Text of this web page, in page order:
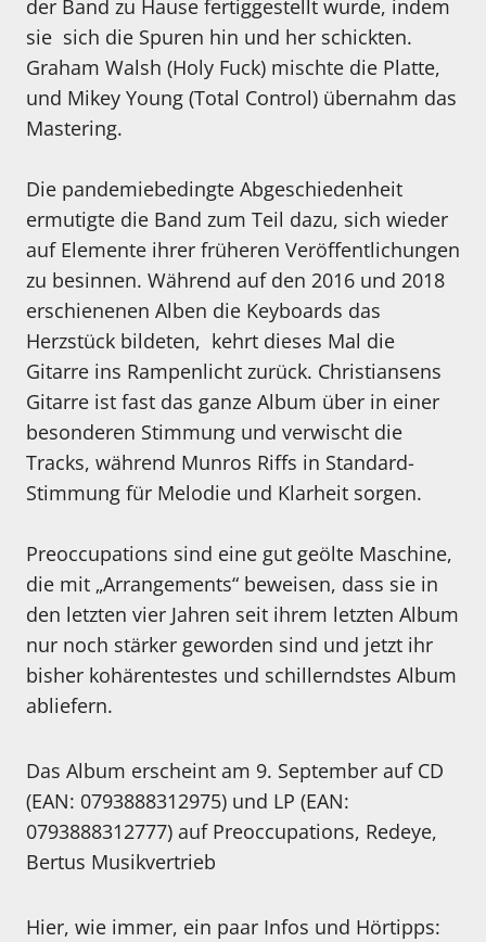
der Band zu Hause fertiggestellt wurde, indem
sie sich die Spuren hin und her schickten.
Graham Walsh (Holy Fuck) mischte die Platte,
und Mikey Young (Total Control) übernahm das
Mastering.
Die pandemiebedingte Abgeschiedenheit
ermutigte die Band zum Teil dazu, sich wieder
auf Elemente ihrer früheren Veröffentlichungen
zu besinnen. Während auf den 2016 und 2018
erschienenen Alben die Keyboards das
Herzstück bildeten, kehrt dieses Mal die
Gitarre ins Rampenlicht zurück. Christiansens
Gitarre ist fast das ganze Album über in einer
besonderen Stimmung und verwischt die
Tracks, während Munros Riffs in Standard-
Stimmung für Melodie und Klarheit sorgen.
Preoccupations sind eine gut geölte Maschine,
die mit „Arrangements“ beweisen, dass sie in
den letzten vier Jahren seit ihrem letzten Album
nur noch stärker geworden sind und jetzt ihr
bisher kohärentestes und schillerndstes Album
abliefern.
Das Album erscheint am 9. September auf CD
(EAN: 0793888312975) und LP (EAN:
0793888312777) auf Preoccupations, Redeye,
Bertus Musikvertrieb
Hier, wie immer, ein paar Infos und Hörtipps: